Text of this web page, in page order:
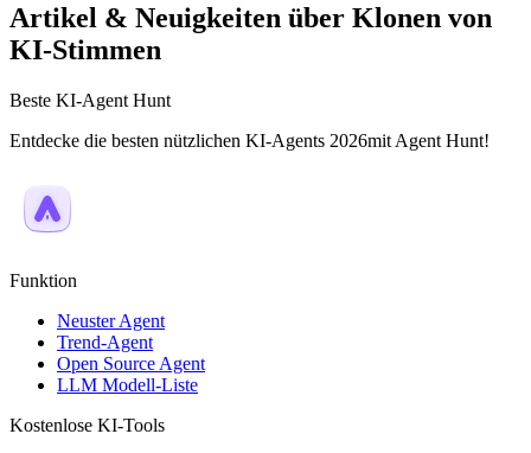
Artikel & Neuigkeiten über Klonen von
KI-Stimmen
Beste KI-Agent Hunt
Entdecke die besten nützlichen KI-Agents 2026mit Agent Hunt!
Funktion
Neuster Agent
Trend-Agent
Open Source Agent
LLM Modell-Liste
Kostenlose KI-Tools